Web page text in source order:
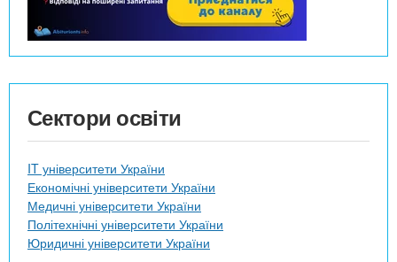
Сектори освіти
IT університети України
Економічні університети України
Медичні університети України
Політехнічні університети України
Юридичні університети України